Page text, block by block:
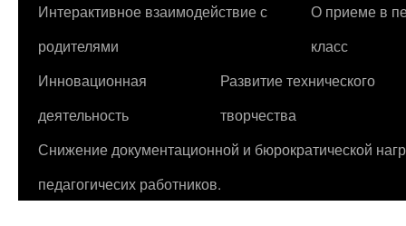
Интерактивное взаимодействие с
родителями
О приеме в
класс
Инновационная
деятельность
Развитие технического
творчества
Снижение документационной и бюрократической
педагогичесих работников.